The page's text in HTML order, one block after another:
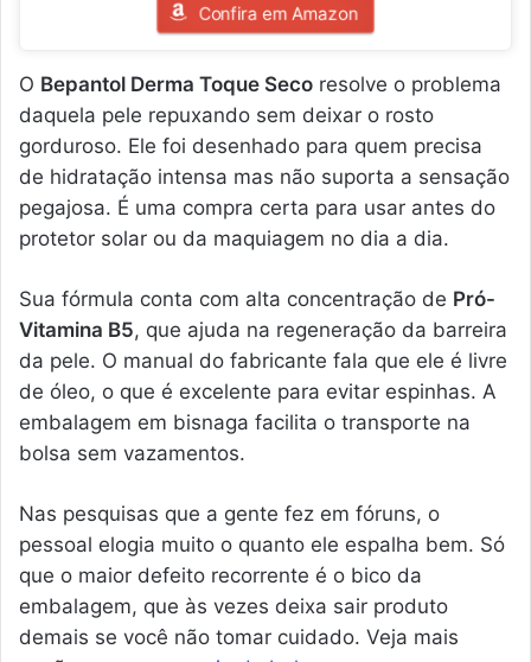
Confira em Amazon
O Bepantol Derma Toque Seco resolve o problema
daquela pele repuxando sem deixar o rosto
gorduroso. Ele foi desenhado para quem precisa
de hidratação intensa mas não suporta a sensação
pegajosa. É uma compra certa para usar antes do
protetor solar ou da maquiagem no dia a dia.
Sua fórmula conta com alta concentração de Pró-
Vitamina B5, que ajuda na regeneração da barreira
da pele. O manual do fabricante fala que ele é livre
de óleo, o que é excelente para evitar espinhas. A
embalagem em bisnaga facilita o transporte na
bolsa sem vazamentos.
Nas pesquisas que a gente fez em fóruns, o
pessoal elogia muito o quanto ele espalha bem. Só
que o maior defeito recorrente é o bico da
embalagem, que às vezes deixa sair produto
demais se você não tomar cuidado. Veja mais